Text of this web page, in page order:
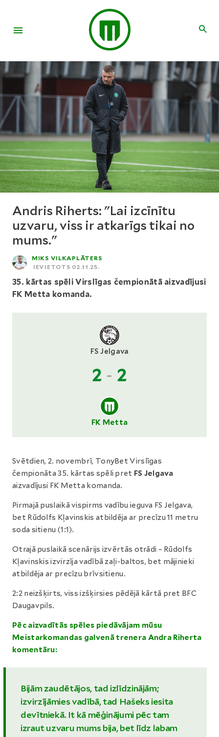
Andris Riherts: "Lai izcīnītu
uzvaru, viss ir atkarīgs tikai no
mums."
MIKS VILKAPLĀTERS
IEVIETOTS 02.11.25.
35. kārtas spēli Virslīgas čempionātā aizvadījusi
FK Metta komanda.
FS Jelgava
2 - 2
FK Metta
Svētdien, 2. novembrī, TonyBet Virslīgas
čempionāta 35. kārtas spēli pret FS Jelgava
aizvadījusi FK Metta komanda.
Pirmajā puslaikā vispirms vadību ieguva FS Jelgava,
bet Rūdolfs Kļavinskis atbildēja ar precīzu 11 metru
soda sitienu (1:1).
Otrajā puslaikā scenārijs izvērtās otrādi – Rūdolfs
Kļavinskis izvirzīja vadībā zaļi-baltos, bet mājinieki
atbildēja ar precīzu brīvsitienu.
2:2 neizšķirts, viss izšķirsies pēdējā kārtā pret BFC
Daugavpils.
Pēc aizvadītās spēles piedāvājam mūsu
Meistarkomandas galvenā trenera Andra Riherta
komentāru:
Bijām zaudētājos, tad izlīdzinājām;
izvirzījāmies vadībā, tad Hašeks iesita
devītniekā. It kā mēģinājumi pēc tam
izraut uzvaru mums bija, bet līdz labam